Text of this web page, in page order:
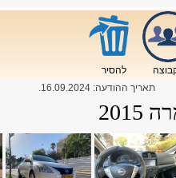
להסיר
תאריך ההודעה: 16.09.2024
.